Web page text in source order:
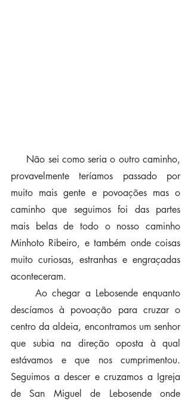
provavelmente teríamos passado por
muito mais gente e povoações mas o
caminho que seguimos foi das partes
mais belas de todo o nosso caminho
Minhoto Ribeiro, e também onde coisas
muito curiosas, estranhas e engraçadas
aconteceram.
     Ao chegar a Lebosende enquanto
descíamos à povoação para cruzar o
centro da aldeia, encontramos um senhor
que subia na direção oposta à qual
estávamos e que nos cumprimentou.
Seguimos a descer e cruzamos a Igreja
de San Miguel de Lebosende onde